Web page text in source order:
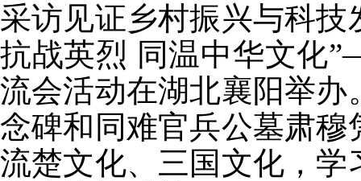
采访见证乡村振兴与科技
抗战英烈 同温中华文化
流会活动在湖北襄阳举
念碑和同难官兵公墓肃
流楚文化、三国文化，